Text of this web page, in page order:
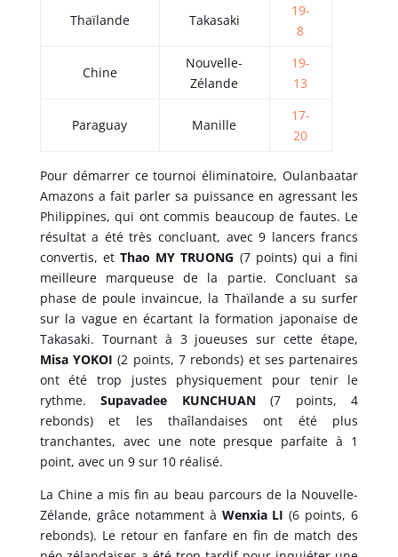
Thaïlande Takasaki
19-
8
Chine
Nouvelle-
Zélande
19-
13
Paraguay Manille
17-
20
Pour démarrer ce tournoi éliminatoire, Oulanbaatar
Amazons a fait parler sa puissance en agressant les
Philippines, qui ont commis beaucoup de fautes. Le
résultat a été très concluant, avec 9 lancers francs
convertis, etThao MY TRUONG (7 points) qui a fini
meilleure marqueuse de la partie. Concluant sa
phase de poule invaincue, la Thaïlande a su surfer
sur la vague en écartant la formation japonaise de
Takasaki. Tournant à 3 joueuses sur cette étape,
Misa YOKOI (2 points, 7 rebonds) et ses partenaires
ont été trop justes physiquement pour tenir le
rythme.Supavadee KUNCHUAN(7 points, 4
rebonds) et les thaîlandaises ont été plus
tranchantes, avec une note presque parfaite à 1
point, avec un 9 sur 10 réalisé.
La Chine a mis fin au beau parcours de la Nouvelle-
Zélande, grâce notamment à Wenxia LI (6 points, 6
rebonds). Le retour en fanfare en fin de match des